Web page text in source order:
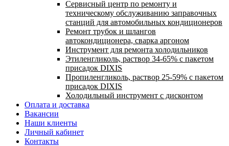
Сервисный центр по ремонту и
техническому обслуживанию заправочных
станций для автомобильных кондиционеров
Ремонт трубок и шлангов
автокондиционера, сварка аргоном
Инструмент для ремонта холодильников
Этиленгликоль, раствор 34-65% с пакетом
присадок DIXIS
Пропиленгликоль, раствор 25-59% с пакетом
присадок DIXIS
Холодильный инструмент с дисконтом
Оплата и доставка
Вакансии
Наши клиенты
Личный кабинет
Контакты